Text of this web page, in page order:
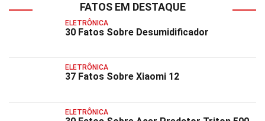
FATOS EM DESTAQUE
ELETRÔNICA
30 Fatos Sobre Desumidificador
ELETRÔNICA
37 Fatos Sobre Xiaomi 12
ELETRÔNICA